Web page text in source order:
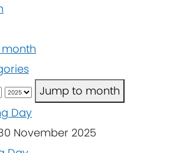
Jump to month
Day
November 2025